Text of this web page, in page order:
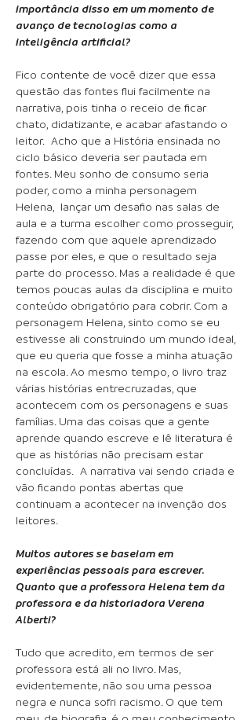
importância disso em um momento de
avanço de tecnologias como a
inteligência artificial?
Fico contente de você dizer que essa
questão das fontes flui facilmente na
narrativa, pois tinha o receio de ficar
chato, didatizante, e acabar afastando o
leitor. Acho que a História ensinada no
ciclo básico deveria ser pautada em
fontes. Meu sonho de consumo seria
poder, como a minha personagem
Helena, lançar um desafio nas salas de
aula e a turma escolher como prosseguir,
fazendo com que aquele aprendizado
passe por eles, e que o resultado seja
parte do processo. Mas a realidade é que
temos poucas aulas da disciplina e muito
conteúdo obrigatório para cobrir. Com a
personagem Helena, sinto como se eu
estivesse ali construindo um mundo ideal,
que eu queria que fosse a minha atuação
na escola. Ao mesmo tempo, o livro traz
várias histórias entrecruzadas, que
acontecem com os personagens e suas
famílias. Uma das coisas que a gente
aprende quando escreve e lê literatura é
que as histórias não precisam estar
concluídas. A narrativa vai sendo criada e
vão ficando pontas abertas que
continuam a acontecer na invenção dos
leitores.
Muitos autores se baseiam em
experiências pessoais para escrever.
Quanto que a professora Helena tem da
professora e da historiadora Verena
Alberti?
Tudo que acredito, em termos de ser
professora está ali no livro. Mas,
evidentemente, não sou uma pessoa
negra e nunca sofri racismo. O que tem